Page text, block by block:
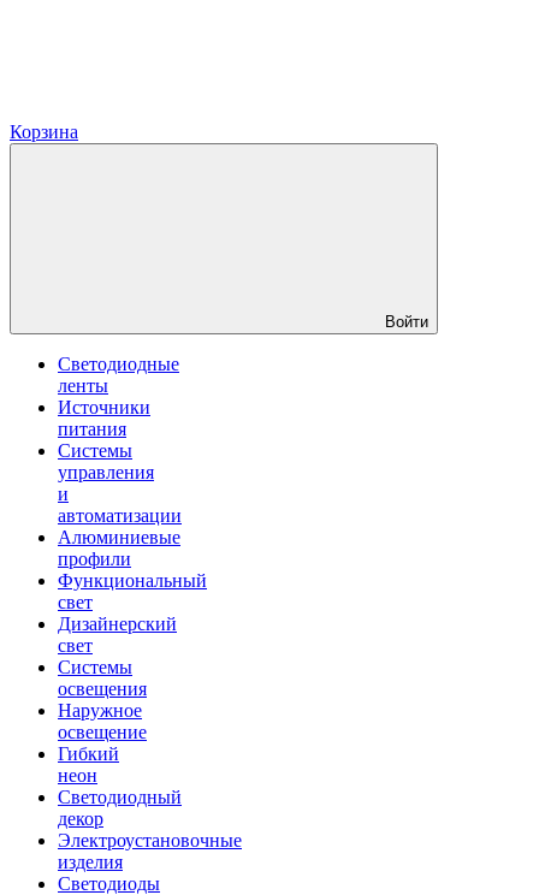
Корзина
Войти
Светодиодные
ленты
Источники
питания
Системы
управления
и
автоматизации
Алюминиевые
профили
Функциональный
свет
Дизайнерский
свет
Системы
освещения
Наружное
освещение
Гибкий
неон
Светодиодный
декор
Электроустановочные
изделия
Светодиоды